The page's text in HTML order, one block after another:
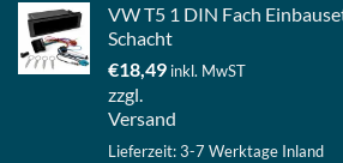
VW T5 1 DIN Fach
Schacht
€18,49 inkl. MwST
zzgl.
Versand
Lieferzeit: 3-7 Werktage Inland